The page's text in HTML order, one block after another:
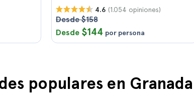
4.6 (1.054 opiniones)
Desde $158
Desde $144 por persona
populares en Granada